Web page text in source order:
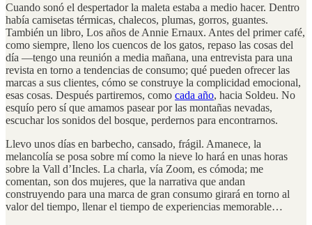
Cuando sonó el despertador la maleta estaba a medio hacer. Dentro
había camisetas térmicas, chalecos, plumas, gorros, guantes.
También un libro, Los años de Annie Ernaux. Antes del primer café,
como siempre, lleno los cuencos de los gatos, repaso las cosas del
día —tengo una reunión a media mañana, una entrevista para una
revista en torno a tendencias de consumo; qué pueden ofrecer las
marcas a sus clientes, cómo se construye la complicidad emocional,
esas cosas. Después partiremos, como cada año, hacia Soldeu. No
esquío pero sí que amamos pasear por las montañas nevadas,
escuchar los sonidos del bosque, perdernos para encontrarnos.
Llevo unos días en barbecho, cansado, frágil. Amanece, la
melancolía se posa sobre mí como la nieve lo hará en unas horas
sobre la Vall d’Incles. La charla, vía Zoom, es cómoda; me
comentan, son dos mujeres, que la narrativa que andan
construyendo para una marca de gran consumo girará en torno al
valor del tiempo, llenar el tiempo de experiencias memorable…